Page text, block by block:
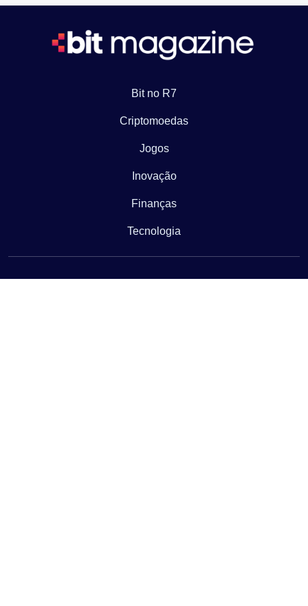
Bit no R7
Criptomoedas
Jogos
Inovação
Finanças
Tecnologia